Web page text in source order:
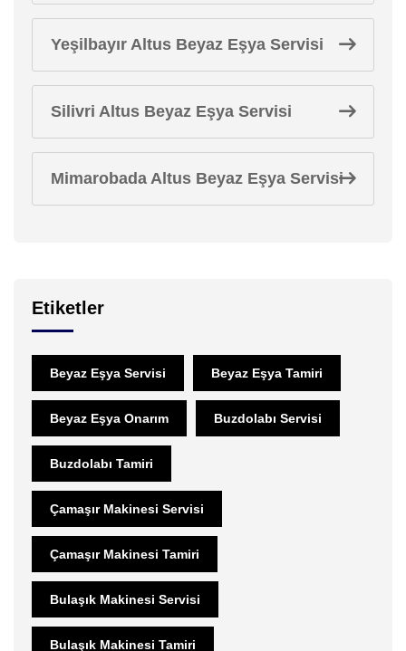
Yeşilbayır Altus Beyaz Eşya Servisi
Silivri Altus Beyaz Eşya Servisi
Mimarobada Altus Beyaz Eşya Servisi
Etiketler
Beyaz Eşya Servisi Beyaz Eşya Tamiri
Beyaz Eşya Onarım Buzdolabı Servisi
Buzdolabı Tamiri
Çamaşır Makinesi Servisi
Çamaşır Makinesi Tamiri
Bulaşık Makinesi Servisi
Bulaşık Makinesi Tamiri